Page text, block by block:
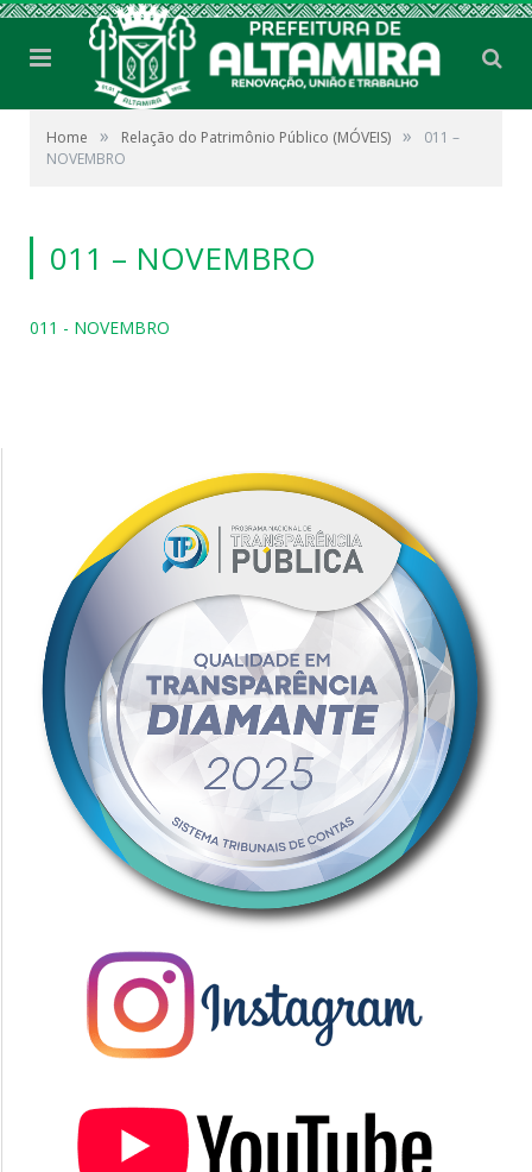
Home » Relação do Patrimônio Público (MÓVEIS) »
011 –
NOVEMBRO
011 – NOVEMBRO
011 - NOVEMBRO